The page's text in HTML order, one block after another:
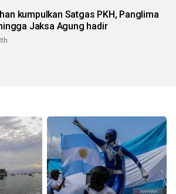
kumpulkan Satgas PKH, Panglima
Jaksa Agung hadir